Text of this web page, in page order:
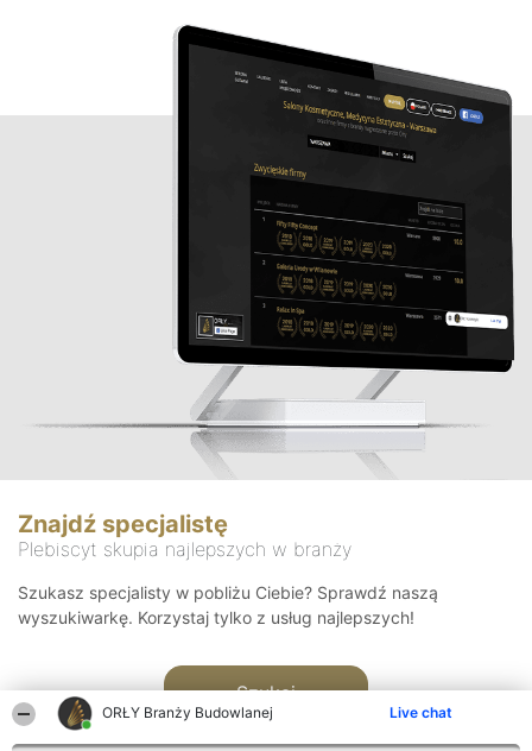
ORŁY Branży Budowlanej Live chat
Znajdź specjalistę
Plebiscyt skupia najlepszych w branży
Szukasz specjalisty w pobliżu Ciebie? Sprawdź naszą
wyszukiwarkę. Korzystaj tylko z usług najlepszych!
Szukaj